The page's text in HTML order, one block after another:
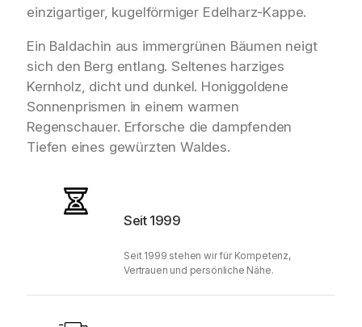
einzigartiger, kugelförmiger Edelharz-Kappe.
Ein Baldachin aus immergrünen Bäumen neigt
sich den Berg entlang. Seltenes harziges
Kernholz, dicht und dunkel. Honiggoldene
Sonnenprismen in einem warmen
Regenschauer. Erforsche die dampfenden
Tiefen eines gewürzten Waldes.
Seit 1999
Seit 1999 stehen wir für Kompetenz,
Vertrauen und persönliche Nähe.